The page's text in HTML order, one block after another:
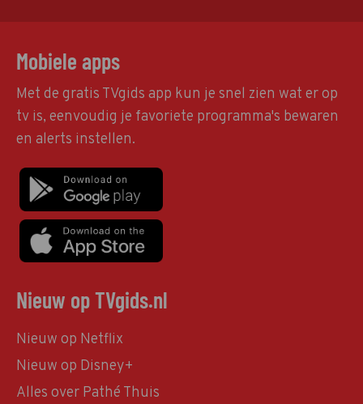
Mobiele apps
Met de gratis TVgids app kun je snel zien wat er op
tv is, eenvoudig je favoriete programma's bewaren
en alerts instellen.
Nieuw op TVgids.nl
Nieuw op Netflix
Nieuw op Disney+
Alles over Pathé Thuis